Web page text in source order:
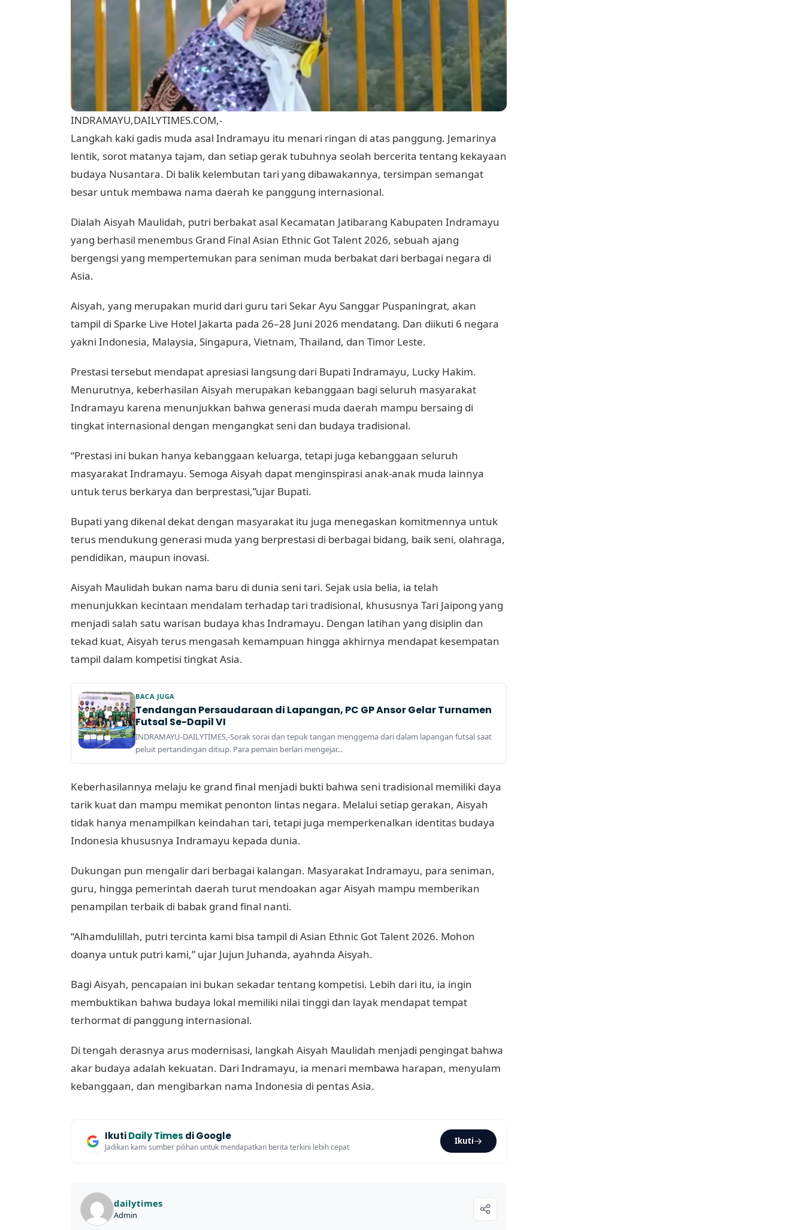
INDRAMAYU,DAILYTIMES.COM,-
Langkah kaki gadis muda asal Indramayu itu menari ringan di atas panggung. Jemarinya
lentik, sorot matanya tajam, dan setiap gerak tubuhnya seolah bercerita tentang kekayaan
budaya Nusantara. Di balik kelembutan tari yang dibawakannya, tersimpan semangat
besar untuk membawa nama daerah ke panggung internasional.
Dialah Aisyah Maulidah, putri berbakat asal Kecamatan Jatibarang Kabupaten Indramayu
yang berhasil menembus Grand Final Asian Ethnic Got Talent 2026, sebuah ajang
bergengsi yang mempertemukan para seniman muda berbakat dari berbagai negara di
Asia.
Aisyah, yang merupakan murid dari guru tari Sekar Ayu Sanggar Puspaningrat, akan
tampil di Sparke Live Hotel Jakarta pada 26–28 Juni 2026 mendatang. Dan diikuti 6 negara
yakni Indonesia, Malaysia, Singapura, Vietnam, Thailand, dan Timor Leste.
Prestasi tersebut mendapat apresiasi langsung dari Bupati Indramayu, Lucky Hakim.
Menurutnya, keberhasilan Aisyah merupakan kebanggaan bagi seluruh masyarakat
Indramayu karena menunjukkan bahwa generasi muda daerah mampu bersaing di
tingkat internasional dengan mengangkat seni dan budaya tradisional.
“Prestasi ini bukan hanya kebanggaan keluarga, tetapi juga kebanggaan seluruh
masyarakat Indramayu. Semoga Aisyah dapat menginspirasi anak-anak muda lainnya
untuk terus berkarya dan berprestasi,”ujar Bupati.
Bupati yang dikenal dekat dengan masyarakat itu juga menegaskan komitmennya untuk
terus mendukung generasi muda yang berprestasi di berbagai bidang, baik seni, olahraga,
pendidikan, maupun inovasi.
Aisyah Maulidah bukan nama baru di dunia seni tari. Sejak usia belia, ia telah
menunjukkan kecintaan mendalam terhadap tari tradisional, khususnya Tari Jaipong yang
menjadi salah satu warisan budaya khas Indramayu. Dengan latihan yang disiplin dan
tekad kuat, Aisyah terus mengasah kemampuan hingga akhirnya mendapat kesempatan
tampil dalam kompetisi tingkat Asia.
BACA JUGA
Tendangan Persaudaraan di Lapangan, PC GP Ansor Gelar Turnamen
Futsal Se-Dapil VI
INDRAMAYU-DAILYTIMES,-Sorak sorai dan tepuk tangan menggema dari dalam lapangan futsal saat
peluit pertandingan ditiup. Para pemain berlari mengejar...
Keberhasilannya melaju ke grand final menjadi bukti bahwa seni tradisional memiliki daya
tarik kuat dan mampu memikat penonton lintas negara. Melalui setiap gerakan, Aisyah
tidak hanya menampilkan keindahan tari, tetapi juga memperkenalkan identitas budaya
Indonesia khususnya Indramayu kepada dunia.
Dukungan pun mengalir dari berbagai kalangan. Masyarakat Indramayu, para seniman,
guru, hingga pemerintah daerah turut mendoakan agar Aisyah mampu memberikan
penampilan terbaik di babak grand final nanti.
“Alhamdulillah, putri tercinta kami bisa tampil di Asian Ethnic Got Talent 2026. Mohon
doanya untuk putri kami,” ujar Jujun Juhanda, ayahnda Aisyah.
Bagi Aisyah, pencapaian ini bukan sekadar tentang kompetisi. Lebih dari itu, ia ingin
membuktikan bahwa budaya lokal memiliki nilai tinggi dan layak mendapat tempat
terhormat di panggung internasional.
Di tengah derasnya arus modernisasi, langkah Aisyah Maulidah menjadi pengingat bahwa
akar budaya adalah kekuatan. Dari Indramayu, ia menari membawa harapan, menyulam
kebanggaan, dan mengibarkan nama Indonesia di pentas Asia.
IkutiDaily Times di Google
Jadikan kami sumber pilihan untuk mendapatkan berita terkini lebih cepat
Ikuti
dailytimes
Admin